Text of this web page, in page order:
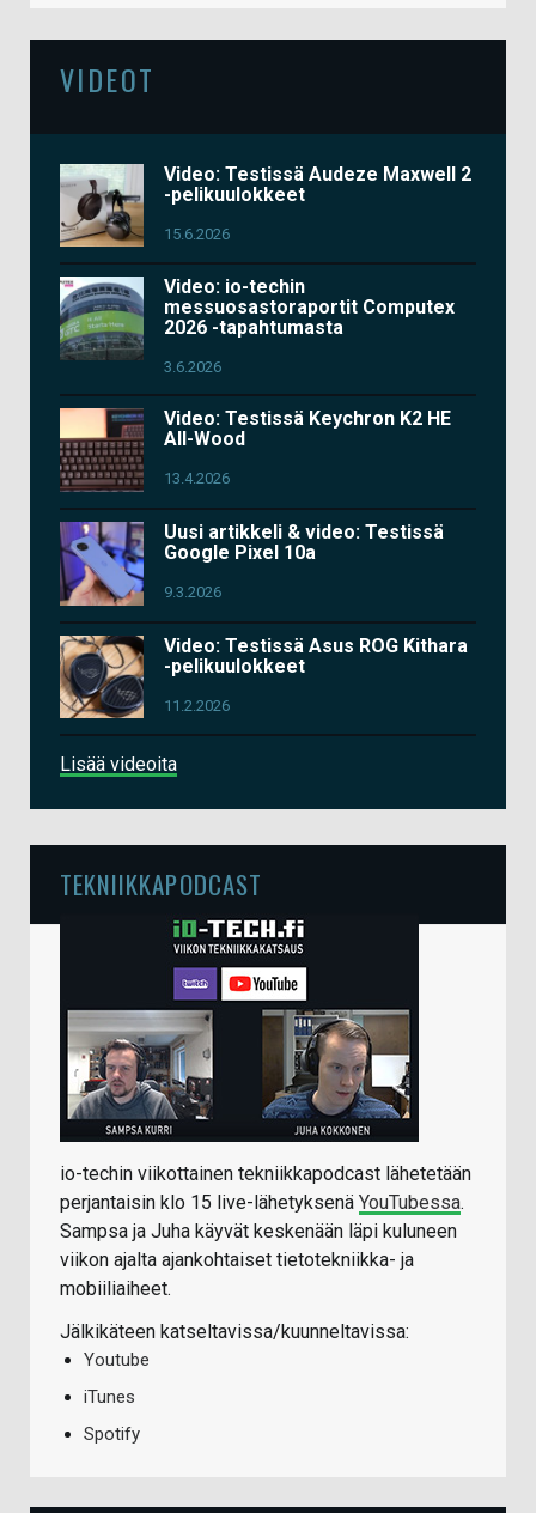
VIDEOT
Video: Testissä Audeze Maxwell 2
-pelikuulokkeet
15.6.2026
Video: io-techin
messuosastoraportit Computex
2026 -tapahtumasta
3.6.2026
Video: Testissä Keychron K2 HE
All-Wood
13.4.2026
Uusi artikkeli & video: Testissä
Google Pixel 10a
9.3.2026
Video: Testissä Asus ROG Kithara
-pelikuulokkeet
11.2.2026
Lisää videoita
TEKNIIKKAPODCAST
io-techin viikottainen tekniikkapodcast lähetetään
perjantaisin klo 15 live-lähetyksenä YouTubessa.
Sampsa ja Juha käyvät keskenään läpi kuluneen
viikon ajalta ajankohtaiset tietotekniikka- ja
mobiiliaiheet.
Jälkikäteen katseltavissa/kuunneltavissa:
Youtube
iTunes
Spotify